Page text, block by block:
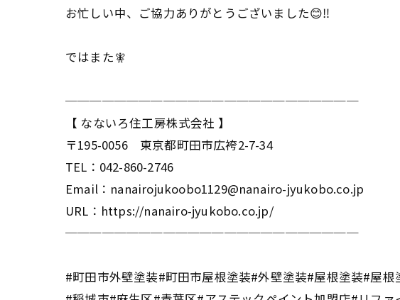
お忙しい中、ご協力ありがとうございました😊‼️
ではまた🧚
────────────────────────
【 なないろ住工房株式会社 】
〒195-0056 東京都町田市広袴2-7-34
TEL：042-860-2746
Email：nanairojukoobo1129@nanairo-jyukobo.co.jp
URL：https://nanairo-jyukobo.co.jp/
────────────────────────
#町田市外壁塗装#町田市屋根塗装#外壁塗装#屋根塗装#屋